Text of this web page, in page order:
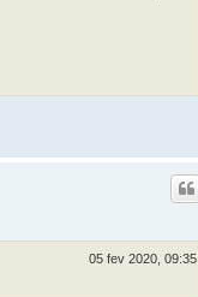
05 fev 2020, 09:35